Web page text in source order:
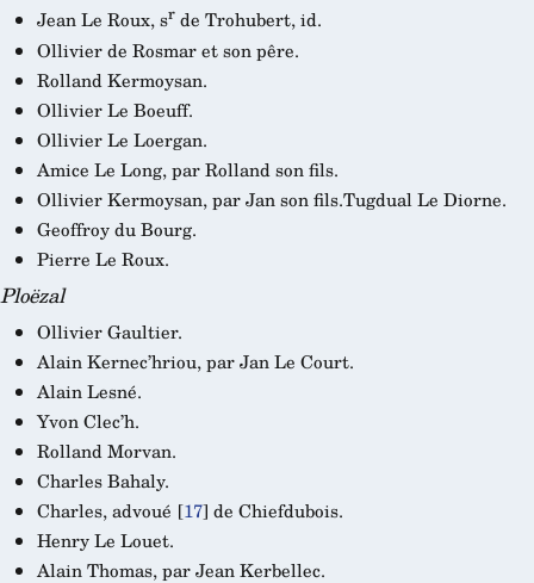
Jean Le Roux, srde Trohubert, id.
Ollivier de Rosmar et son pêre.
Rolland Kermoysan.
Ollivier Le Boeuff.
Ollivier Le Loergan.
Amice Le Long, par Rolland son fils.
Ollivier Kermoysan, par Jan son fils.Tugdual Le Diorne.
Geoffroy du Bourg.
Pierre Le Roux.
Ploëzal
Ollivier Gaultier.
Alain Kernec’hriou, par Jan Le Court.
Alain Lesné.
Yvon Clec’h.
Rolland Morvan.
Charles Bahaly.
Charles, advoué [17] de Chiefdubois.
Henry Le Louet.
Alain Thomas, par Jean Kerbellec.